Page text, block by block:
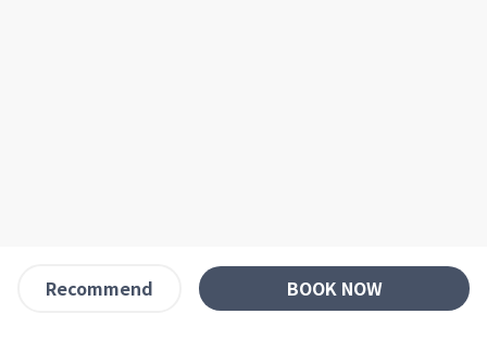
Recommend BOOK NOW